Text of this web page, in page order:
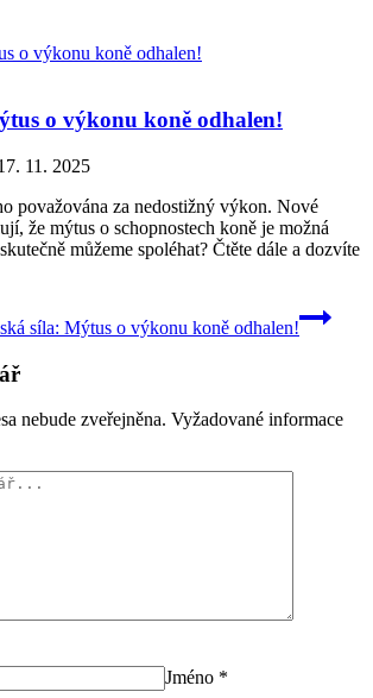
o výkonu koně odhalen!
11. 2025
považována za nedostižný výkon. Nové
že mýtus o schopnostech koně je možná
můžeme spoléhat? Čtěte dále a dozvíte
síla: Mýtus o výkonu koně odhalen!
nebude zveřejněna. Vyžadované informace
Jméno *